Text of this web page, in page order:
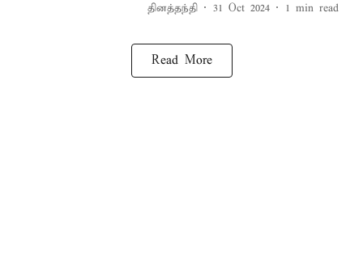
தினத்தந்தி 31 Oct 2024 1 min read
Read More